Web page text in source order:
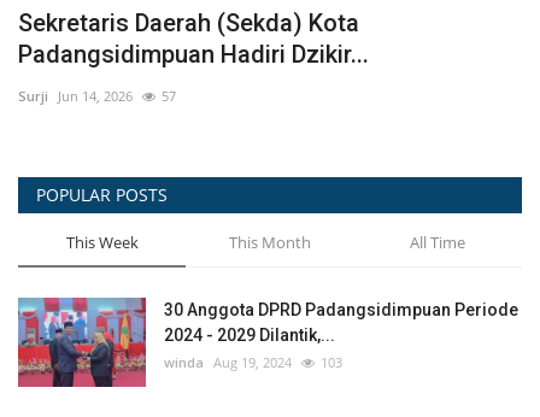
Peletakan Batu Pertama BSPS di
Bahal, Bukti Komitmen...
Surji Jun 21, 2026
POPULAR POSTS
This Week This Month All Time
30 Anggota DPRD Padangsidimpuan Periode
2024 - 2029 Dilantik,...
winda Aug 19, 2024 103